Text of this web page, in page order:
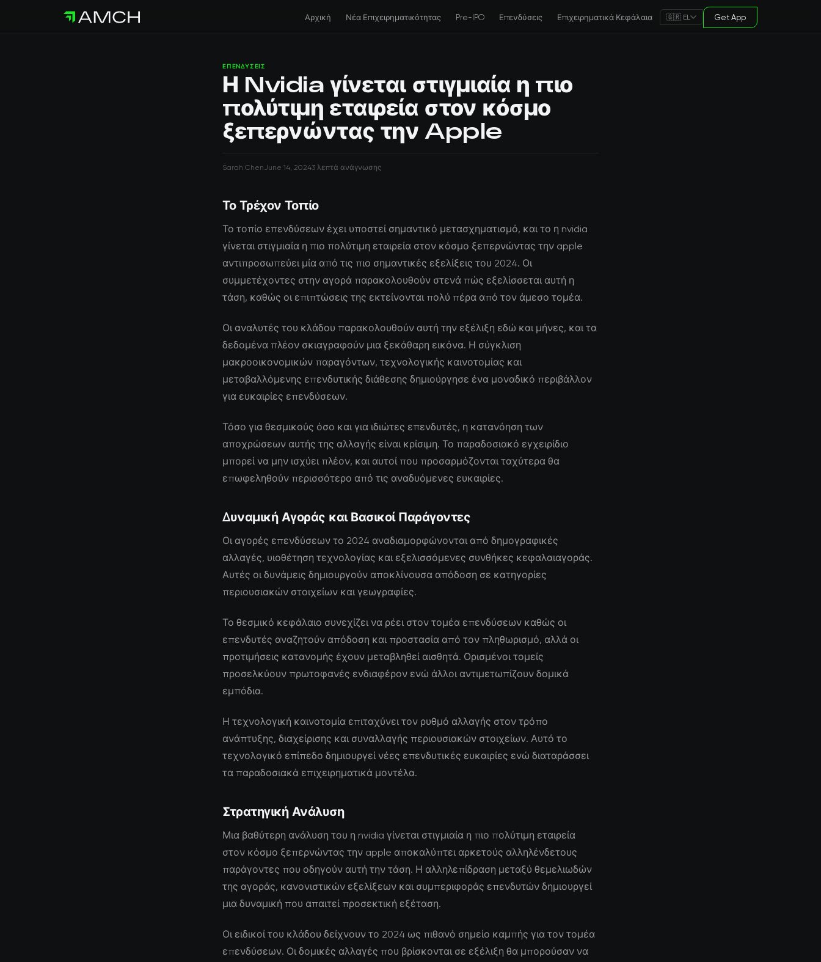
Αρχική Νέα Επιχειρηματικότητας Pre-IPO Επενδύσεις Επιχειρηματικά Κεφάλαια 🇬🇷 EL Get App
ΕΠΕΝΔΎΣΕΙΣ
Η Nvidia γίνεται στιγμιαία η πιο
πολύτιμη εταιρεία στον κόσμο
ξεπερνώντας την Apple
Sarah ChenJune 14, 20243 λεπτά ανάγνωσης
Το Τρέχον Τοπίο
Το τοπίο επενδύσεων έχει υποστεί σημαντικό μετασχηματισμό, και το η nvidia
γίνεται στιγμιαία η πιο πολύτιμη εταιρεία στον κόσμο ξεπερνώντας την apple
αντιπροσωπεύει μία από τις πιο σημαντικές εξελίξεις του 2024. Οι
συμμετέχοντες στην αγορά παρακολουθούν στενά πώς εξελίσσεται αυτή η
τάση, καθώς οι επιπτώσεις της εκτείνονται πολύ πέρα από τον άμεσο τομέα.
Οι αναλυτές του κλάδου παρακολουθούν αυτή την εξέλιξη εδώ και μήνες, και τα
δεδομένα πλέον σκιαγραφούν μια ξεκάθαρη εικόνα. Η σύγκλιση
μακροοικονομικών παραγόντων, τεχνολογικής καινοτομίας και
μεταβαλλόμενης επενδυτικής διάθεσης δημιούργησε ένα μοναδικό περιβάλλον
για ευκαιρίες επενδύσεων.
Τόσο για θεσμικούς όσο και για ιδιώτες επενδυτές, η κατανόηση των
αποχρώσεων αυτής της αλλαγής είναι κρίσιμη. Το παραδοσιακό εγχειρίδιο
μπορεί να μην ισχύει πλέον, και αυτοί που προσαρμόζονται ταχύτερα θα
επωφεληθούν περισσότερο από τις αναδυόμενες ευκαιρίες.
Δυναμική Αγοράς και Βασικοί Παράγοντες
Οι αγορές επενδύσεων το 2024 αναδιαμορφώνονται από δημογραφικές
αλλαγές, υιοθέτηση τεχνολογίας και εξελισσόμενες συνθήκες κεφαλαιαγοράς.
Αυτές οι δυνάμεις δημιουργούν αποκλίνουσα απόδοση σε κατηγορίες
περιουσιακών στοιχείων και γεωγραφίες.
Το θεσμικό κεφάλαιο συνεχίζει να ρέει στον τομέα επενδύσεων καθώς οι
επενδυτές αναζητούν απόδοση και προστασία από τον πληθωρισμό, αλλά οι
προτιμήσεις κατανομής έχουν μεταβληθεί αισθητά. Ορισμένοι τομείς
προσελκύουν πρωτοφανές ενδιαφέρον ενώ άλλοι αντιμετωπίζουν δομικά
εμπόδια.
Η τεχνολογική καινοτομία επιταχύνει τον ρυθμό αλλαγής στον τρόπο
ανάπτυξης, διαχείρισης και συναλλαγής περιουσιακών στοιχείων. Αυτό το
τεχνολογικό επίπεδο δημιουργεί νέες επενδυτικές ευκαιρίες ενώ διαταράσσει
τα παραδοσιακά επιχειρηματικά μοντέλα.
Στρατηγική Ανάλυση
Μια βαθύτερη ανάλυση του η nvidia γίνεται στιγμιαία η πιο πολύτιμη εταιρεία
στον κόσμο ξεπερνώντας την apple αποκαλύπτει αρκετούς αλληλένδετους
παράγοντες που οδηγούν αυτή την τάση. Η αλληλεπίδραση μεταξύ θεμελιωδών
της αγοράς, κανονιστικών εξελίξεων και συμπεριφοράς επενδυτών δημιουργεί
μια δυναμική που απαιτεί προσεκτική εξέταση.
Οι ειδικοί του κλάδου δείχνουν το 2024 ως πιθανό σημείο καμπής για τον τομέα
επενδύσεων. Οι δομικές αλλαγές που βρίσκονται σε εξέλιξη θα μπορούσαν να